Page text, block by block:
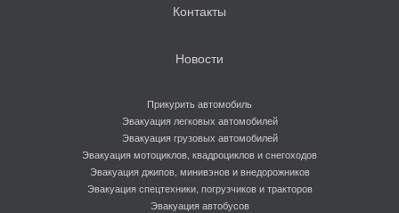
Контакты
Новости
Прикурить автомобиль
Эвакуация легковых автомобилей
Эвакуация грузовых автомобилей
Эвакуация мотоциклов, квадроциклов и снегоходов
Эвакуация джипов, минивэнов и внедорожников
Эвакуация спецтехники, погрузчиков и тракторов
Эвакуация автобусов